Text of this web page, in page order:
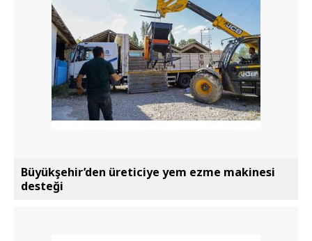
Büyükşehir’den üreticiye yem ezme makinesi
desteği